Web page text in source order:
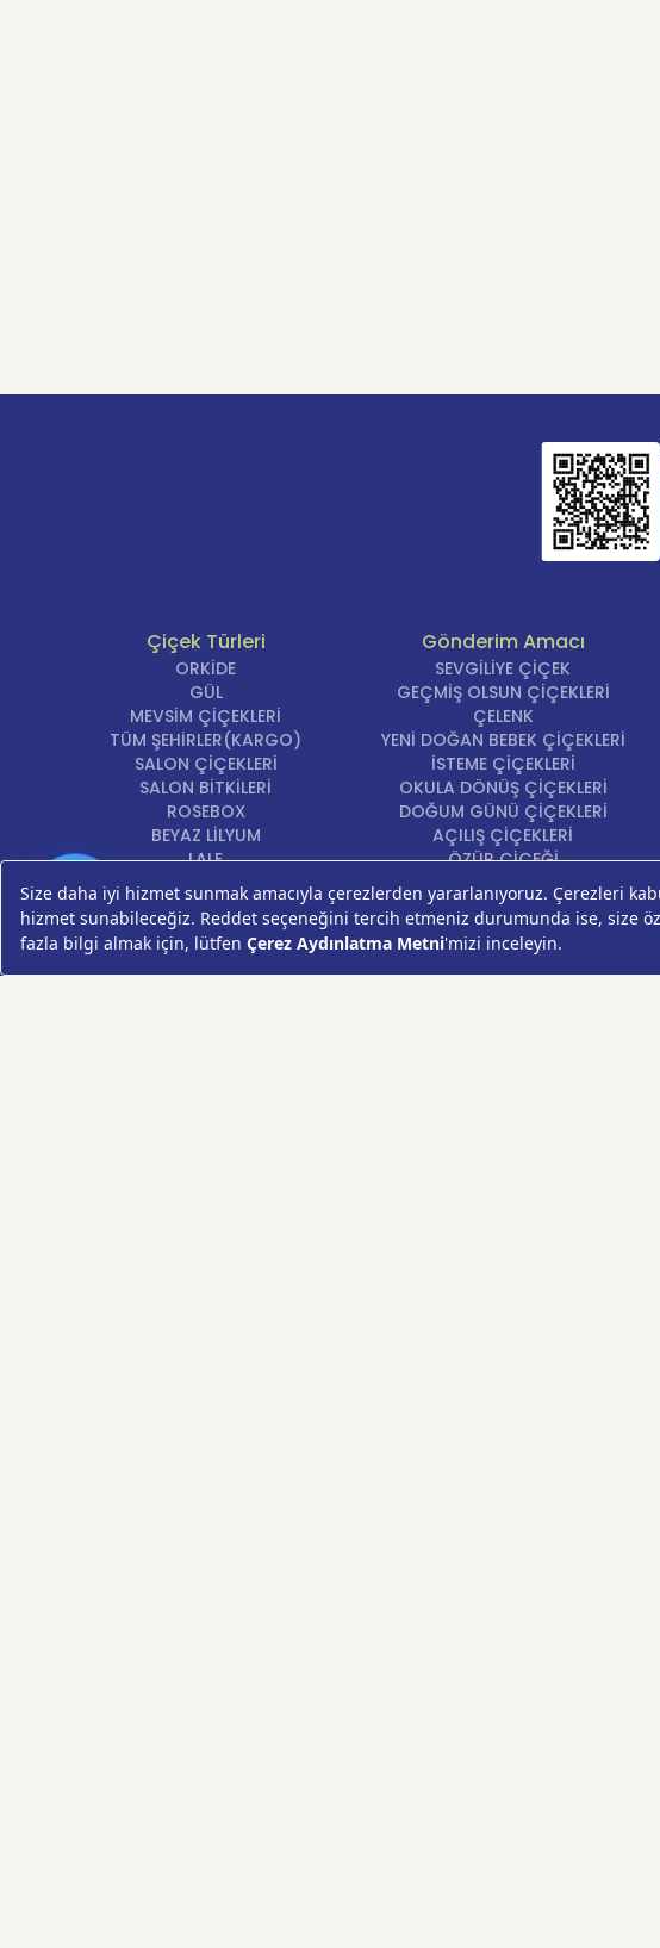
Çiçek Türleri
ORKİDE
GÜL
MEVSİM ÇİÇEKLERİ
TÜM ŞEHİRLER(KARGO)
SALON ÇİÇEKLERİ
SALON BİTKİLERİ
ROSEBOX
BEYAZ LİLYUM
LALE
AYNI GÜN TESLİM ÇİÇEK
KASIMPATI
GERBERA
KRİZANTEM
ŞEBBOY
Gönderim Amacı
SEVGİLİYE ÇİÇEK
GEÇMİŞ OLSUN ÇİÇEKLERİ
ÇELENK
YENİ DOĞAN BEBEK ÇİÇEKLERİ
İSTEME ÇİÇEKLERİ
OKULA DÖNÜŞ ÇİÇEKLERİ
DOĞUM GÜNÜ ÇİÇEKLERİ
AÇILIŞ ÇİÇEKLERİ
ÖZÜR ÇİÇEĞİ
YIL DÖNÜMÜ ÇİÇEKLERİ
YENİ İŞ ÇİÇEĞİ
Günün
Fırsatı